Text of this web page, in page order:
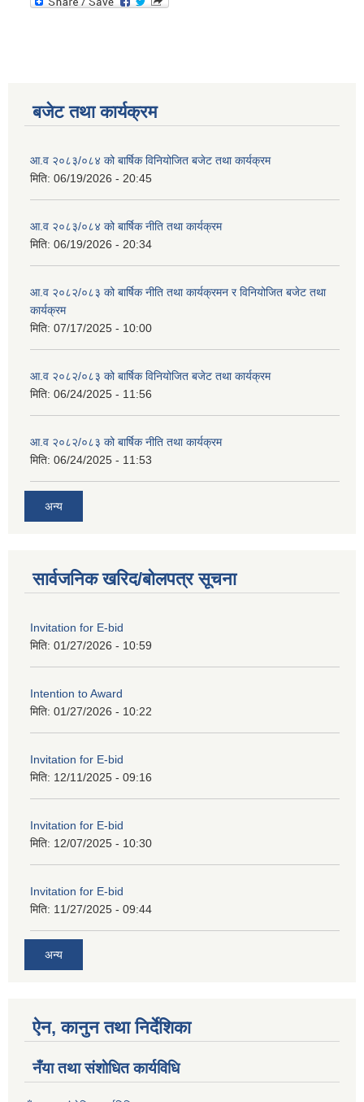
बजेट तथा कार्यक्रम
आ.व २०८३/०८४ को बार्षिक विनियोजित बजेट तथा कार्यक्रम
मिति: 06/19/2026 - 20:45
आ.व २०८३/०८४ को बार्षिक नीति तथा कार्यक्रम
मिति: 06/19/2026 - 20:34
आ.व २०८२/०८३ को बार्षिक नीति तथा कार्यक्रमन र विनियोजित बजेट तथा
कार्यक्रम
मिति: 07/17/2025 - 10:00
आ.व २०८२/०८३ को बार्षिक विनियोजित बजेट तथा कार्यक्रम
मिति: 06/24/2025 - 11:56
आ.व २०८२/०८३ को बार्षिक नीति तथा कार्यक्रम
मिति: 06/24/2025 - 11:53
अन्य
सार्वजनिक खरिद/बोलपत्र सूचना
Invitation for E-bid
मिति: 01/27/2026 - 10:59
Intention to Award
मिति: 01/27/2026 - 10:22
Invitation for E-bid
मिति: 12/11/2025 - 09:16
Invitation for E-bid
मिति: 12/07/2025 - 10:30
Invitation for E-bid
मिति: 11/27/2025 - 09:44
अन्य
ऐन, कानुन तथा निर्देशिका
नँया तथा स‌ंशाेधित कार्यविधि